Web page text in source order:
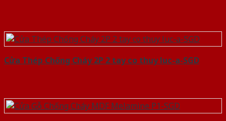
Cửa Thép Chống Cháy 2P 2 tay co thuy luc-a-SGD